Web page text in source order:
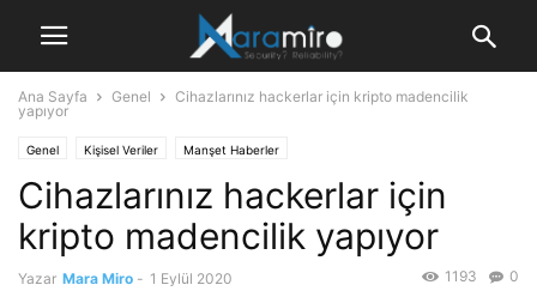
Ana Sayfa Genel
Cihazlarınız hackerlar için kripto madencilik
yapıyor
Genel Kişisel Veriler Manşet Haberler
Cihazlarınız hackerlar için
kripto madencilik yapıyor
Yazar Mara Miro - 1 Eylül 2020 0
1193